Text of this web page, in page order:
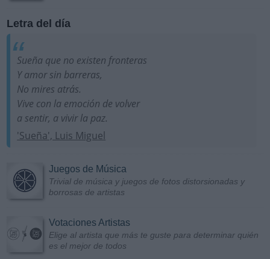
Letra del día
Sueña que no existen fronteras
Y amor sin barreras,
No mires atrás.
Vive con la emoción de volver
a sentir, a vivir la paz.
'Sueña', Luis Miguel
Juegos de Música
Trivial de música y juegos de fotos distorsionadas y
borrosas de artistas
Votaciones Artistas
Elige al artista que más te guste para determinar quién
es el mejor de todos